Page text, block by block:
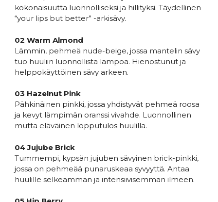
kokonaisuutta luonnolliseksi ja hillityksi. Täydellinen
“your lips but better” -arkisävy.
02 Warm Almond
Lämmin, pehmeä nude-beige, jossa mantelin sävy
tuo huuliin luonnollista lämpöä. Hienostunut ja
helppokäyttöinen sävy arkeen.
03 Hazelnut Pink
Pähkinäinen pinkki, jossa yhdistyvät pehmeä roosa
ja kevyt lämpimän oranssi vivahde. Luonnollinen
mutta eläväinen lopputulos huulilla.
04 Jujube Brick
Tummempi, kypsän jujuben sävyinen brick-pinkki,
jossa on pehmeää punaruskeaa syvyyttä. Antaa
huulille selkeämmän ja intensiivisemmän ilmeen.